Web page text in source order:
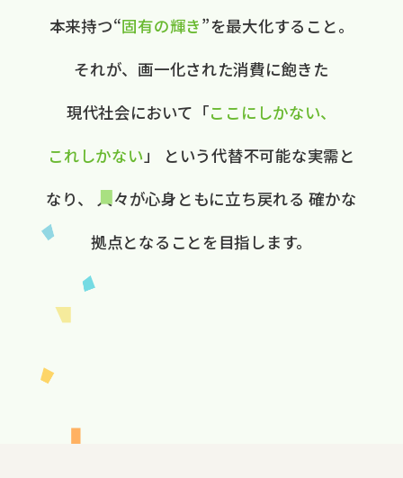
本来持つ“固有の​輝き”を​最大化する​こと。
それが、​画一化された​消費に​飽きた​
現代社会に​おいて ​「ここに​しかない、​
これしかない 」
と​いう​代替不可能な​実需と​
なり、
人々が​心身ともに​立ち戻れる 確かな​
拠点と​なる​ことを​目指します。​